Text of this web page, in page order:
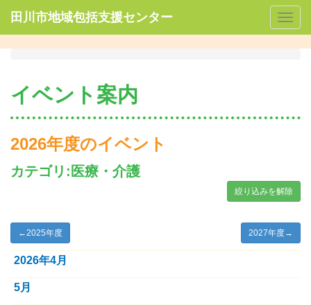
田川市地域包括支援センター
イベント案内
2026年度のイベント
カテゴリ:医療・介護
絞り込みを解除
←2025年度 2027年度→
2026年4月
5月